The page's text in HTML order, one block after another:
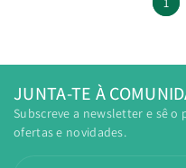
JUNTA-TE À
Subscreve a newsletter e sê
ofertas e novidades.